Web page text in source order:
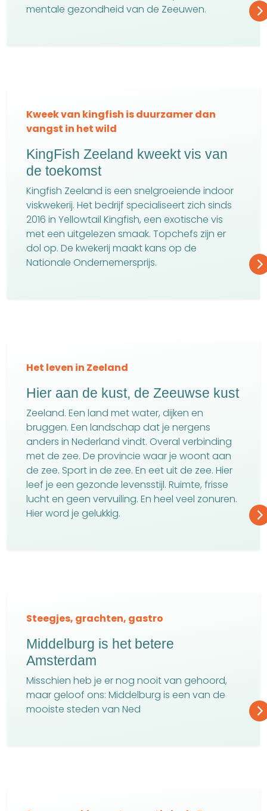
mentale gezondheid van de Zeeuwen.
Kweek van kingfish is duurzamer dan
vangst in het wild
KingFish Zeeland kweekt vis van
de toekomst
Kingfish Zeeland is een snelgroeiende indoor
viskwekerij. Het bedrijf specialiseert zich sinds
2016 in Yellowtail Kingfish, een exotische vis
met een uitgelezen smaak. Topchefs zijn er
dol op. De kwekerij maakt kans op de
Nationale Ondernemersprijs.
Het leven in Zeeland
Hier aan de kust, de Zeeuwse kust
Zeeland. Een land met water, dijken en
bruggen. Een landschap dat je nergens
anders in Nederland vindt. Overal verbinding
met de zee. De provincie waar je woont aan
de zee. Sport in de zee. En eet uit de zee. Hier
leef je een gezonde levensstijl. Ruimte, frisse
lucht en geen vervuiling. En heel veel zonuren.
Hier word je gelukkig.
Steegjes, grachten, gastro
Middelburg is het betere
Amsterdam
Misschien heb je er nog nooit van gehoord,
maar geloof ons: Middelburg is een van de
mooiste steden van Ned